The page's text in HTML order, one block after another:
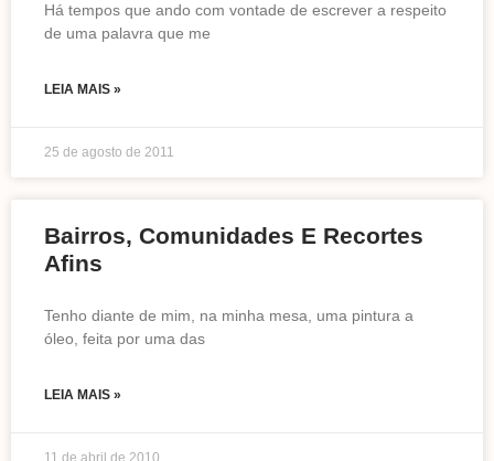
Há tempos que ando com vontade de escrever a respeito
de uma palavra que me
LEIA MAIS »
25 de agosto de 2011
Bairros, Comunidades E Recortes
Afins
Tenho diante de mim, na minha mesa, uma pintura a
óleo, feita por uma das
LEIA MAIS »
11 de abril de 2010